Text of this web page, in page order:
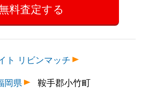
ト リビンマッチ
岡県 鞍手郡小竹町